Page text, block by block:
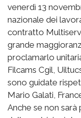
venerdì 13
nazionale dei
contratto
grande
proclamarlo
Filcams Cgil,
sono guidate
Mario Galati,
Anche se non sarà